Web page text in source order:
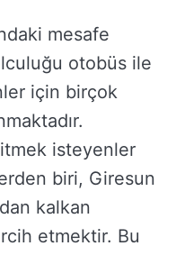
mesafe
otobüs ile
için birçok
isteyenler
biri, Giresun
kalkan
etmektir. Bu